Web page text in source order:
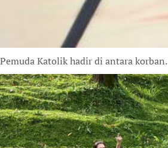
Pemuda Katolik hadir di antara korban.